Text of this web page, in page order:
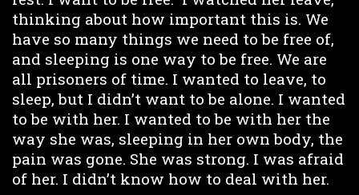
thinking about how important this is. We
have so many things we need to be free of,
and sleeping is one way to be free. We are
all prisoners of time. I wanted to leave, to
sleep, but I didn’t want to be alone. I wanted
to be with her. I wanted to be with her the
way she was, sleeping in her own body, the
pain was gone. She was strong. I was afraid
of her. I didn’t know how to deal with her.